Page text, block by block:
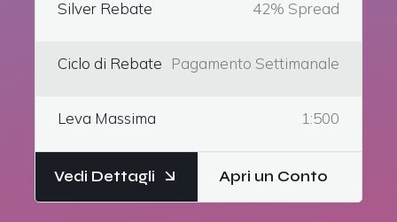
Silver Rebate 42% Spread
Ciclo di Rebate Pagamento Settimanale
Leva Massima 1:500
Vedi Dettagli Apri un Conto